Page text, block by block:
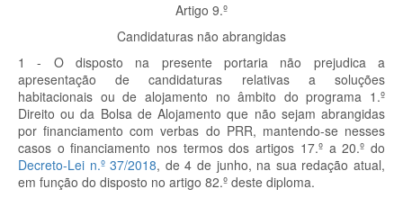
Artigo 9.º
Candidaturas não abrangidas
1 - O disposto na presente portaria não prejudica a
apresentação de candidaturas relativas a soluções
habitacionais ou de alojamento no âmbito do programa 1.º
Direito ou da Bolsa de Alojamento que não sejam abrangidas
por financiamento com verbas do PRR, mantendo-se nesses
casos o financiamento nos termos dos artigos 17.º a 20.º do
Decreto-Lei n.º 37/2018, de 4 de junho, na sua redação atual,
em função do disposto no artigo 82.º deste diploma.